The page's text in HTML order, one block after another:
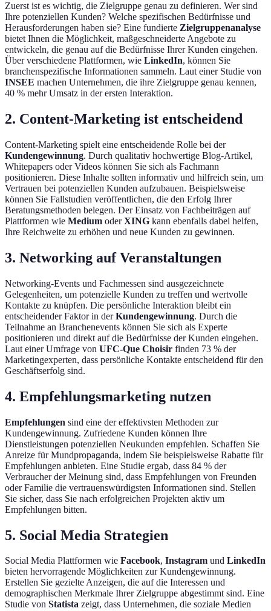
Zuerst ist es wichtig, die Zielgruppe genau zu definieren. Wer sind
Ihre potenziellen Kunden? Welche spezifischen Bedürfnisse und
Herausforderungen haben sie? Eine fundierte Zielgruppenanalyse
bietet Ihnen die Möglichkeit, maßgeschneiderte Angebote zu
entwickeln, die genau auf die Bedürfnisse Ihrer Kunden eingehen.
Über verschiedene Plattformen, wie LinkedIn, können Sie
branchenspezifische Informationen sammeln. Laut einer Studie von
INSEE machen Unternehmen, die ihre Zielgruppe genau kennen,
40 % mehr Umsatz in der ersten Interaktion.
2. Content-Marketing ist entscheidend
Content-Marketing spielt eine entscheidende Rolle bei der
Kundengewinnung. Durch qualitativ hochwertige Blog-Artikel,
Whitepapers oder Videos können Sie sich als Fachmann
positionieren. Diese Inhalte sollten informativ und hilfreich sein, um
Vertrauen bei potenziellen Kunden aufzubauen. Beispielsweise
können Sie Fallstudien veröffentlichen, die den Erfolg Ihrer
Beratungsmethoden belegen. Der Einsatz von Fachbeiträgen auf
Plattformen wie Medium oderXING kann ebenfalls dabei helfen,
Ihre Reichweite zu erhöhen und neue Kunden zu gewinnen.
3. Networking auf Veranstaltungen
Networking-Events und Fachmessen sind ausgezeichnete
Gelegenheiten, um potenzielle Kunden zu treffen und wertvolle
Kontakte zu knüpfen. Die persönliche Interaktion bleibt ein
entscheidender Faktor in derKundengewinnung. Durch die
Teilnahme an Branchenevents können Sie sich als Experte
positionieren und direkt auf die Bedürfnisse der Kunden eingehen.
Laut einer Umfrage von UFC-Que Choisir finden 73 % der
Marketingexperten, dass persönliche Kontakte entscheidend für den
Geschäftserfolg sind.
4. Empfehlungsmarketing nutzen
Empfehlungen sind eine der effektivsten Methoden zur
Kundengewinnung. Zufriedene Kunden können Ihre
Dienstleistungen potenziellen Neukunden empfehlen. Schaffen Sie
Anreize für Mundpropaganda, indem Sie beispielsweise Rabatte für
Empfehlungen anbieten. Eine Studie ergab, dass 84 % der
Verbraucher der Meinung sind, dass Empfehlungen von Freunden
oder Familie die vertrauenswürdigsten Informationen sind. Stellen
Sie sicher, dass Sie nach erfolgreichen Projekten aktiv um
Empfehlungen bitten.
5. Social Media Strategien
Social Media Plattformen wie Facebook, Instagram und LinkedIn
bieten hervorragende Möglichkeiten zur Kundengewinnung.
Erstellen Sie gezielte Anzeigen, die auf die Interessen und
demographischen Merkmale Ihrer Zielgruppe abgestimmt sind. Eine
Studie von Statista zeigt, dass Unternehmen, die soziale Medien